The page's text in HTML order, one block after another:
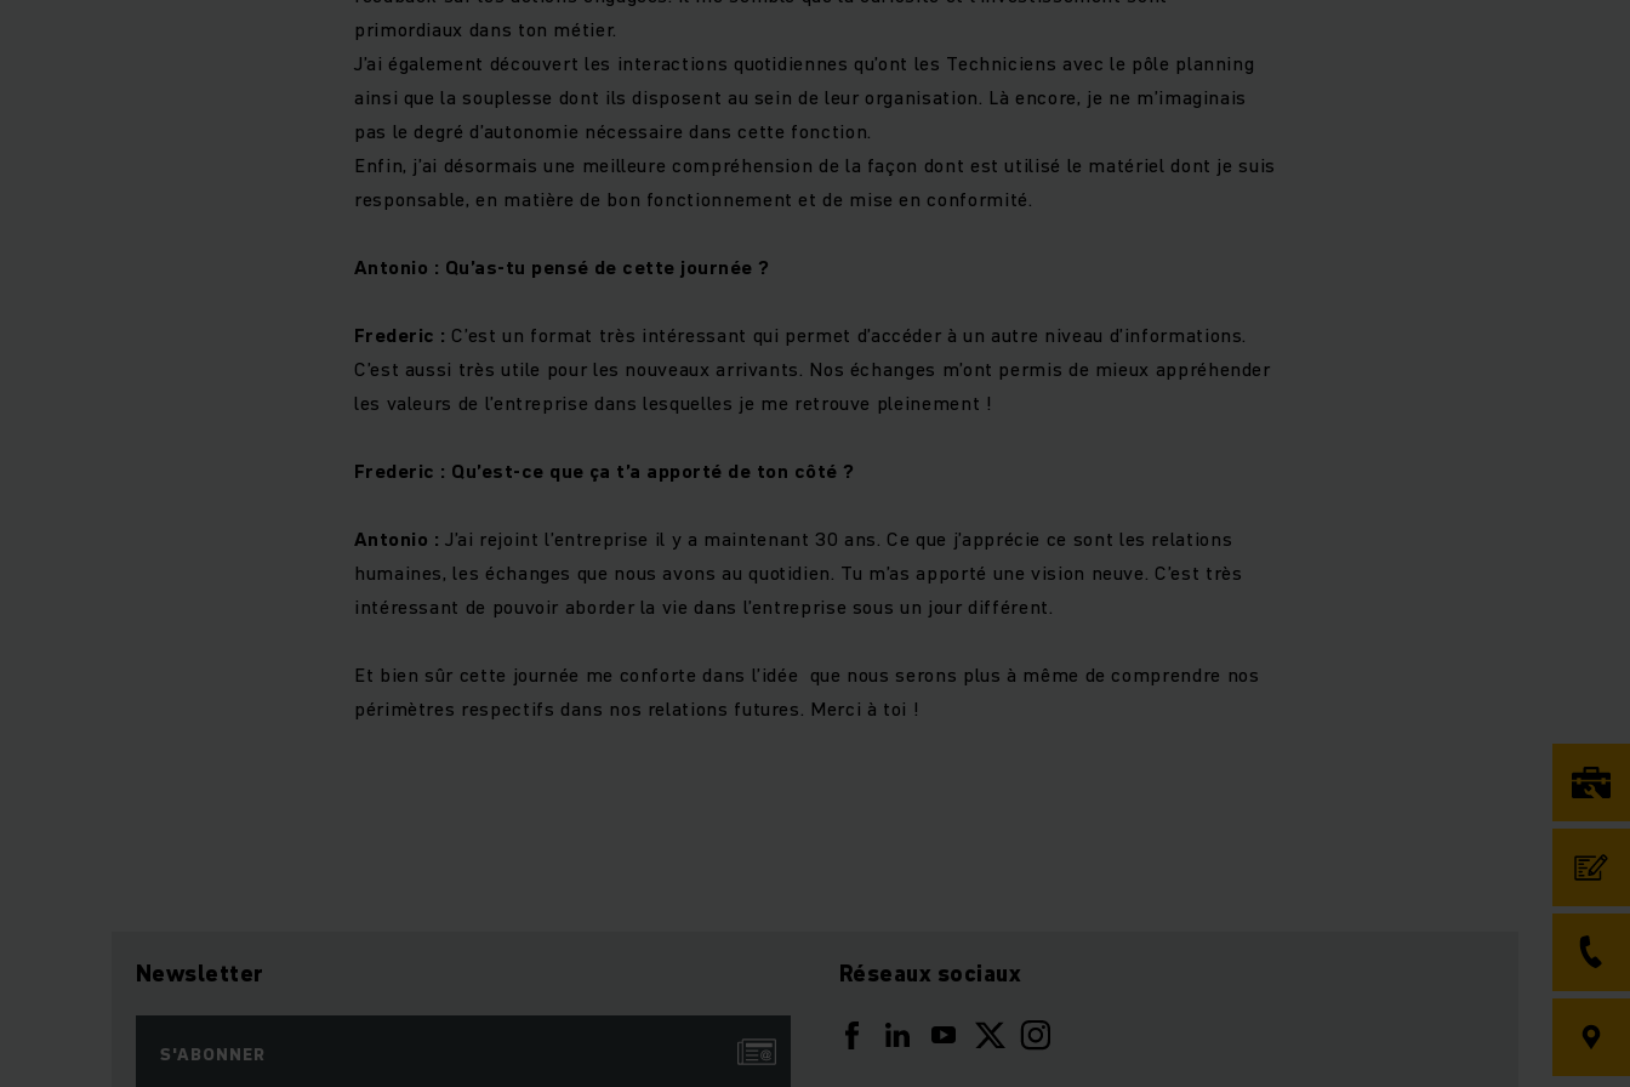
primordiaux dans ton métier.
J’ai également découvert les interactions quotidiennes qu’ont les Techniciens avec le pôle planning
ainsi que la souplesse dont ils disposent au sein de leur organisation. Là encore, je ne m’imaginais
pas le degré d’autonomie nécessaire dans cette fonction.
Enfin, j’ai désormais une meilleure compréhension de la façon dont est utilisé le matériel dont je suis
responsable, en matière de bon fonctionnement et de mise en conformité.
Antonio : Qu’as-tu pensé de cette journée ?
Frederic : C’est un format très intéressant qui permet d’accéder à un autre niveau d’informations.
C’est aussi très utile pour les nouveaux arrivants. Nos échanges m’ont permis de mieux appréhender
les valeurs de l’entreprise dans lesquelles je me retrouve pleinement !
Frederic : Qu’est-ce que ça t’a apporté de ton côté ?
Antonio : J’ai rejoint l’entreprise il y a maintenant 30 ans. Ce que j’apprécie ce sont les relations
humaines, les échanges que nous avons au quotidien. Tu m’as apporté une vision neuve. C’est très
intéressant de pouvoir aborder la vie dans l’entreprise sous un jour différent.
Et bien sûr cette journée me conforte dans l’idée que nous serons plus à même de comprendre nos
périmètres respectifs dans nos relations futures. Merci à toi !
Newsletter
S'ABONNER
Réseaux sociaux